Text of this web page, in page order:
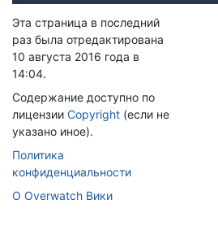
Эта страница в последний
раз была отредактирована
10 августа 2016 года в
14:04.
Содержание доступно по
лицензии Copyright (если не
указано иное).
Политика
конфиденциальности
О Overwatch Вики